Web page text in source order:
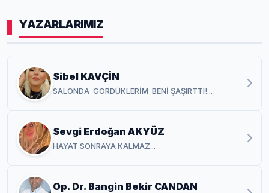
YAZARLARIMIZ
Sibel KAVÇİN
SALONDA GÖRDÜKLERİM BENİ ŞAŞIRTTI!...
Sevgi Erdoğan AKYÜZ
HAYAT SONRAYA KALMAZ...
Op. Dr. Bangin Bekir CANDAN